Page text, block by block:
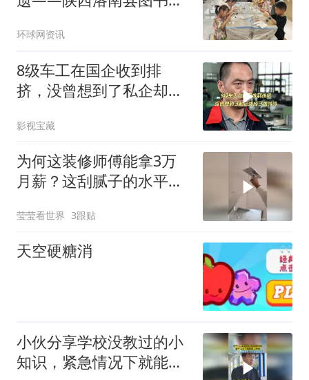
卡地
环球网资讯
8级车工在国企收到排
挤，没曾想到了私企却成
影视宝藏
为何这装修师傅能拿3万
月薪？这刮腻子的水平没
莹莹看世界 3跟贴
天空硬糖消
小伙分享学校没教过的小
知识，紧急情况下就能派